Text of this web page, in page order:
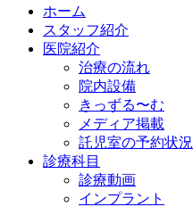
ホーム
スタッフ紹介
医院紹介
治療の流れ
院内設備
きっずる〜む
メディア掲載
託児室の予約状況
診療科目
診療動画
インプラント